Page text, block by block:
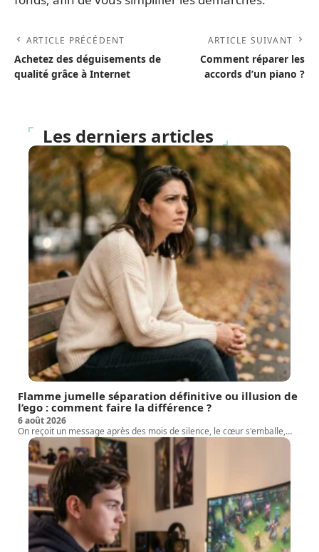
ARTICLE PRÉCÉDENT
Achetez des déguisements de
qualité grâce à Internet
ARTICLE SUIVANT
Comment réparer les
accords d’un piano ?
Les derniers articles
Flamme jumelle séparation définitive ou illusion de
l’ego : comment faire la différence ?
6 août 2026
On reçoit un message après des mois de silence, le cœur s'emballe,…